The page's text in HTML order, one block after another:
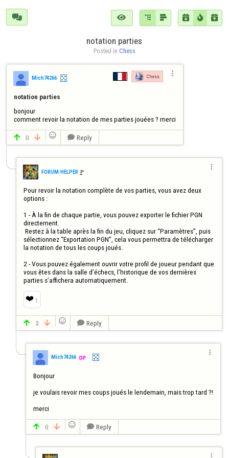
      
notation parties
Posted in Chess
Mich74266 Chess 
notation parties
bonjour
comment revoir la notation de mes parties jouées ? merci
 0    Reply
FORUM HELPER🚩️

Pour revoir la notation complète de vos parties, vous avez deux
options :
1 - À la fin de chaque partie, vous pouvez exporter le fichier PGN
directement.
sélectionnez “Exportation PGN”, cela vous permettra de télécharger
la notation de tous les coups joués.
2 - Vous pouvez également ouvrir votre profil de joueur pendant que
vous êtes dans la salle d’échecs, l’historique de vos dernières
parties s’affichera automatiquement.
❤️ 1
 3    Reply
Mich74266 OP

Bonjour
je voulais revoir mes coups joués le lendemain, mais trop tard ?!
merci
 0    Reply
